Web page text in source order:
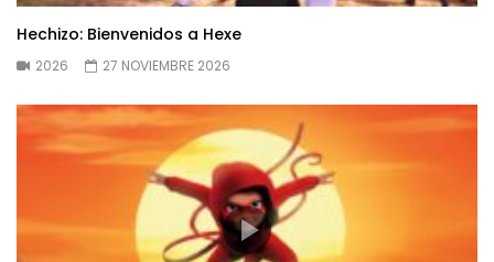
Hechizo: Bienvenidos a Hexe
2026 27 NOVIEMBRE 2026